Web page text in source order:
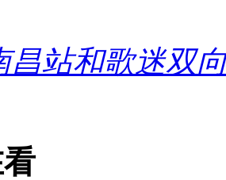
昌站和歌迷双